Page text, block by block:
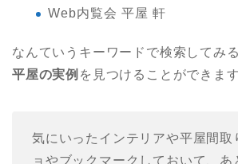
Web内覧会 平屋 軒
なんていうキーワードで検索してみ
平屋の実例 を見つけることができます
気にいったインテリアや平屋間取
ョやブックマークしておいて、あ